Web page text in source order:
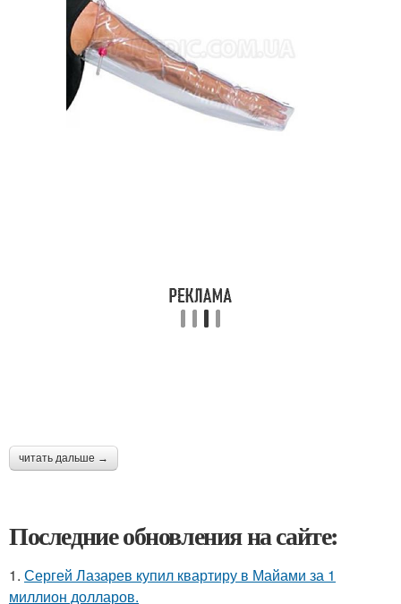
читать дальше →
Последние обновления на сайте:
1. Сергей Лазарев купил квартиру в Майами за 1
миллион долларов.